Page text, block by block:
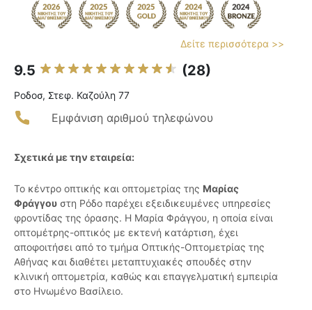
Δείτε περισσότερα >>
9.5 (28)
Ροδοσ, Στεφ. Καζούλη 77
Εμφάνιση αριθμού τηλεφώνου
Σχετικά με την εταιρεία:
Το κέντρο οπτικής και οπτομετρίας της Μαρίας
Φράγγου στη Ρόδο παρέχει εξειδικευμένες υπηρεσίες
φροντίδας της όρασης. Η Μαρία Φράγγου, η οποία είναι
οπτομέτρης-οπτικός με εκτενή κατάρτιση, έχει
αποφοιτήσει από το τμήμα Οπτικής-Οπτομετρίας της
Αθήνας και διαθέτει μεταπτυχιακές σπουδές στην
κλινική οπτομετρία, καθώς και επαγγελματική εμπειρία
στο Ηνωμένο Βασίλειο.